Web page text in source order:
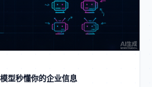
型秒懂你的企业信息